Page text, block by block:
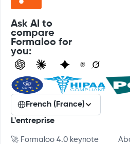
Ask AI to
compare
Formaloo for
you:
French (France)
L'entreprise
🚀 Formaloo 4.0 keynote